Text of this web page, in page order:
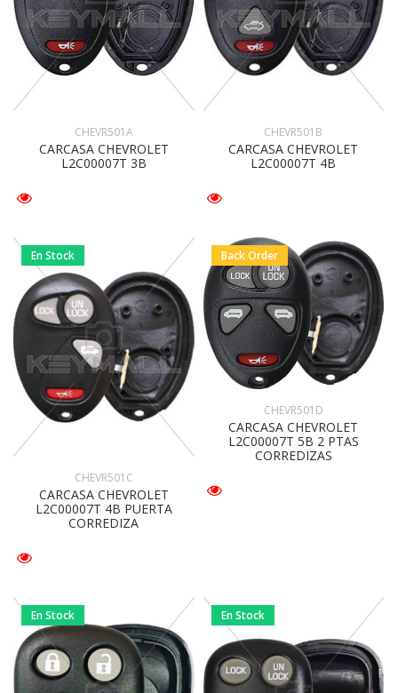
CHEVR501A
CARCASA CHEVROLET
L2C00007T 3B
CHEVR501B
CARCASA CHEVROLET
L2C00007T 4B
En Stock
CHEVR501C
CARCASA CHEVROLET
L2C00007T 4B PUERTA
CORREDIZA
Back Order
CHEVR501D
CARCASA CHEVROLET
L2C00007T 5B 2 PTAS
CORREDIZAS
En Stock En Stock